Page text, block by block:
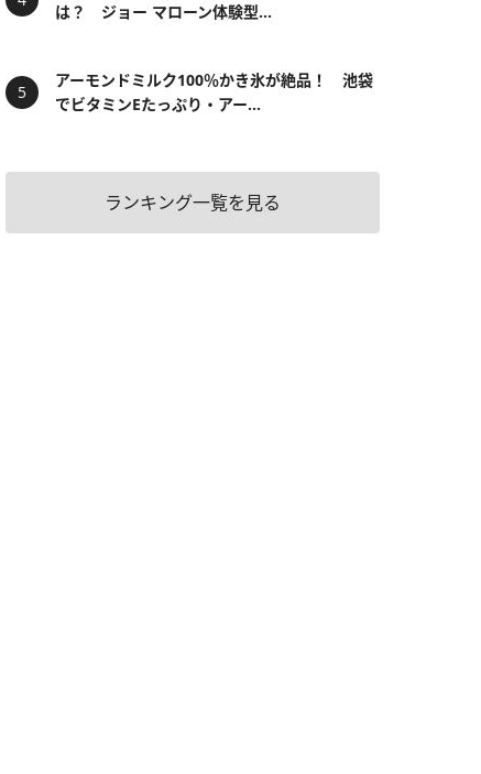
は？ ジョー マローン体験型...
アーモンドミルク100％かき氷が絶品！ 池袋
でビタミンEたっぷり・アー...
ランキング一覧を見る